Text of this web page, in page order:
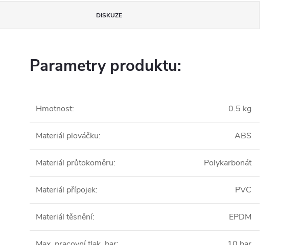
DISKUZE
Parametry produktu:
Hmotnost: 0.5 kg
Materiál plováčku: ABS
Materiál průtokoměru: Polykarbonát
Materiál přípojek: PVC
Materiál těsnění: EPDM